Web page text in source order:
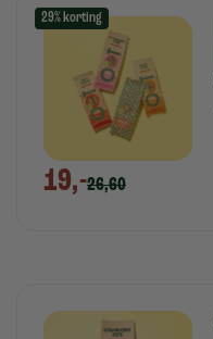
29% korting
19,-26,60